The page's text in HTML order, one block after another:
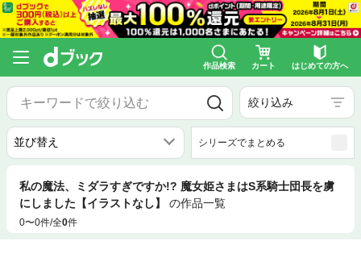
作品検索 カート はじめての方へ
絞り込み
シリーズでまとめる
私の魔法、ミダラすぎですか!? 魔女姫さまはS系騎士団長を虜
にしました【イラストなし】
の作品一覧
0〜0件/全0件